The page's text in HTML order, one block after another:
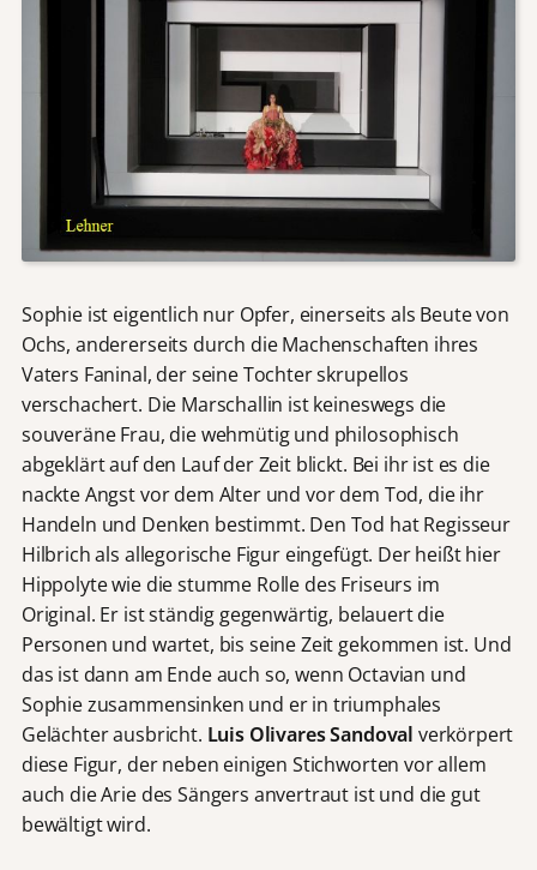
Sophie ist eigentlich nur Opfer, einerseits als Beute von
Ochs, andererseits durch die Machenschaften ihres
Vaters Faninal, der seine Tochter skrupellos
verschachert. Die Marschallin ist keineswegs die
souveräne Frau, die wehmütig und philosophisch
abgeklärt auf den Lauf der Zeit blickt. Bei ihr ist es die
nackte Angst vor dem Alter und vor dem Tod, die ihr
Handeln und Denken bestimmt. Den Tod hat Regisseur
Hilbrich als allegorische Figur eingefügt. Der heißt hier
Hippolyte wie die stumme Rolle des Friseurs im
Original. Er ist ständig gegenwärtig, belauert die
Personen und wartet, bis seine Zeit gekommen ist. Und
das ist dann am Ende auch so, wenn Octavian und
Sophie zusammensinken und er in triumphales
Gelächter ausbricht. Luis Olivares Sandoval verkörpert
diese Figur, der neben einigen Stichworten vor allem
auch die Arie des Sängers anvertraut ist und die gut
bewältigt wird.